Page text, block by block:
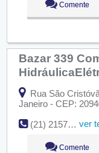
Comente
Bazar 339
Rua São
Janeiro - CEP:
(21) 2157-0339
ver
Comente